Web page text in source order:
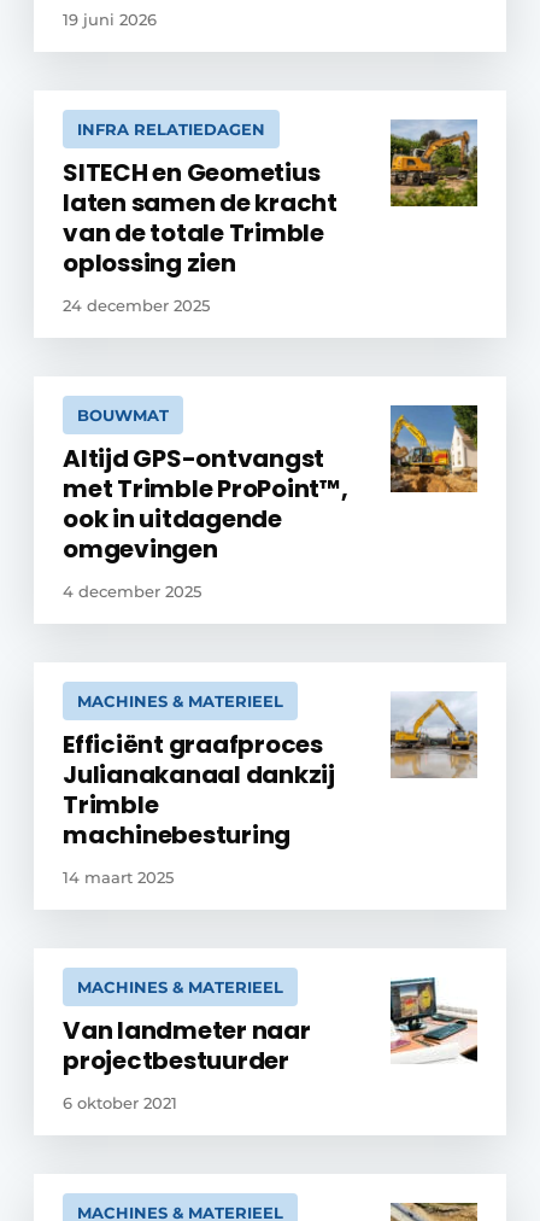
19 juni 2026
INFRA RELATIEDAGEN
SITECH en Geometius
laten samen de kracht
van de totale Trimble
oplossing zien
24 december 2025
BOUWMAT
Altijd GPS-ontvangst
met Trimble ProPoint™,
ook in uitdagende
omgevingen
4 december 2025
MACHINES & MATERIEEL
Efficiënt graafproces
Julianakanaal dankzij
Trimble
machinebesturing
14 maart 2025
MACHINES & MATERIEEL
Van landmeter naar
projectbestuurder
6 oktober 2021
MACHINES & MATERIEEL